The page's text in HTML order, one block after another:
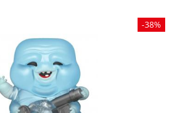
-38%